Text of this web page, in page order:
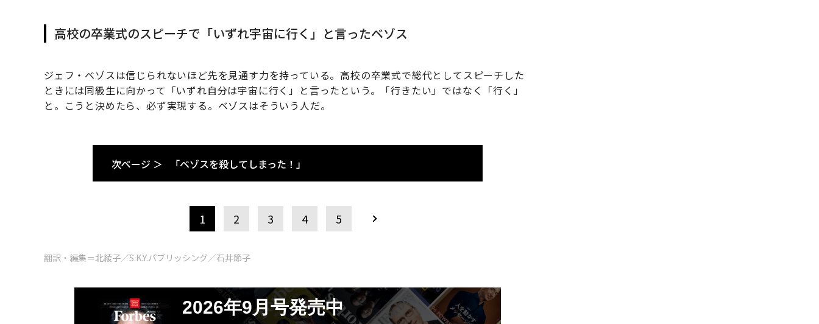
高校の卒業式のスピーチで「いずれ宇宙に行く」と言ったベゾス
ジェフ・ベゾスは信じられないほど先を見通す力を持っている。高校の卒業式で総代としてスピーチした
ときには同級生に向かって「いずれ自分は宇宙に行く」と言ったという。「行きたい」ではなく「行く」
と。こうと決めたら、必ず実現する。ベゾスはそういう人だ。
次ページ ＞ 「ベゾスを殺してしまった！」
1 2 3 4 5
翻訳・編集＝北綾子／S.K.Y.パブリッシング／石井節子
2026年9月号発売中